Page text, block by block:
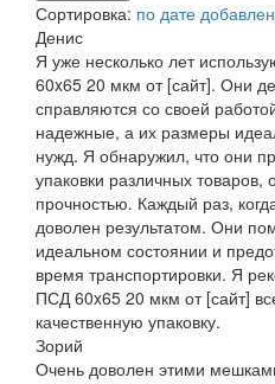
Сортировка: по дате
Денис
Я уже несколько лет
60x65 20 мкм от [сайт]. Они
справляются со своей
надежные, а их размеры
нужд. Я обнаружил, что они
упаковки различных товаров,
прочностью. Каждый раз,
доволен результатом. Они
идеальном состоянии и
время транспортировки. Я
ПСД 60x65 20 мкм от [сайт]
качественную упаковку.
Зорий
Очень доволен этими